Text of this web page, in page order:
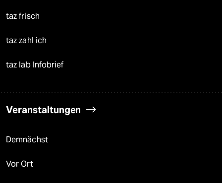
taz frisch
taz zahl ich
taz lab Infobrief
Veranstaltungen
Demnächst
Vor Ort